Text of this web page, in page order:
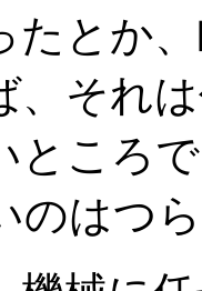
たとか
、それ
ところ
のはつ